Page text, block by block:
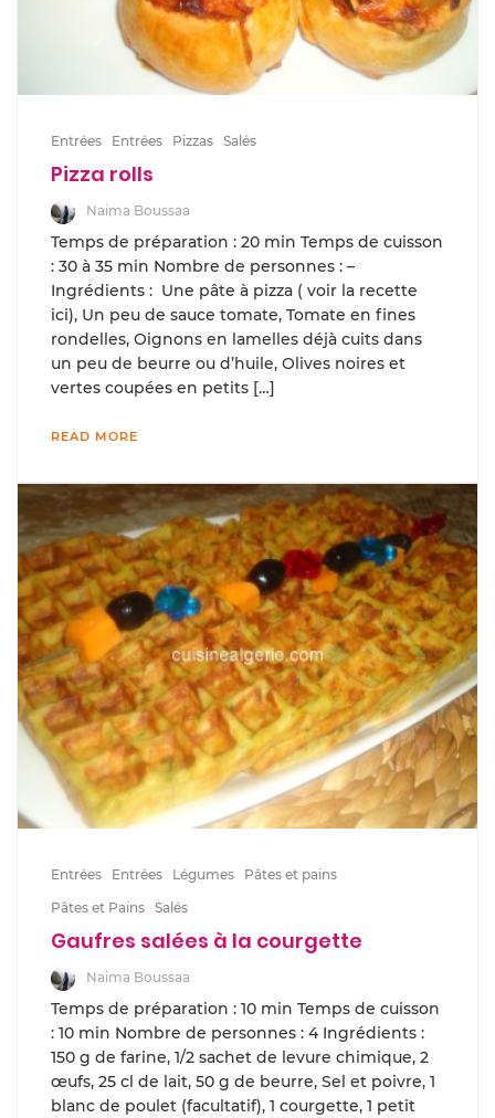
Entrées Entrées Pizzas Salés
Pizza rolls
Naima Boussaa
Temps de préparation : 20 min Temps de cuisson
: 30 à 35 min Nombre de personnes : –
Ingrédients : Une pâte à pizza ( voir la recette
ici), Un peu de sauce tomate, Tomate en fines
rondelles, Oignons en lamelles déjà cuits dans
un peu de beurre ou d’huile, Olives noires et
vertes coupées en petits […]
READ MORE
Entrées Entrées Légumes
Pâtes et pains
Pâtes et Pains Salés
Gaufres salées à la courgette
Naima Boussaa
Temps de préparation : 10 min Temps de cuisson
: 10 min Nombre de personnes : 4 Ingrédients :
150 g de farine, 1/2 sachet de levure chimique, 2
œufs, 25 cl de lait, 50 g de beurre, Sel et poivre, 1
blanc de poulet (facultatif), 1 courgette, 1 petit